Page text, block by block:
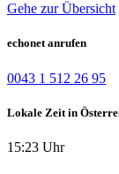
Gehe zur Übersicht
echonet anrufen
0043 1 512 26 95
Lokale Zeit in
15:23 Uhr